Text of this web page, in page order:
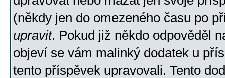
(někdy jen do omezeného času po
upravit. Pokud již někdo odpověděl
objeví se vám malinký dodatek u
tento příspěvek upravovali. Tento